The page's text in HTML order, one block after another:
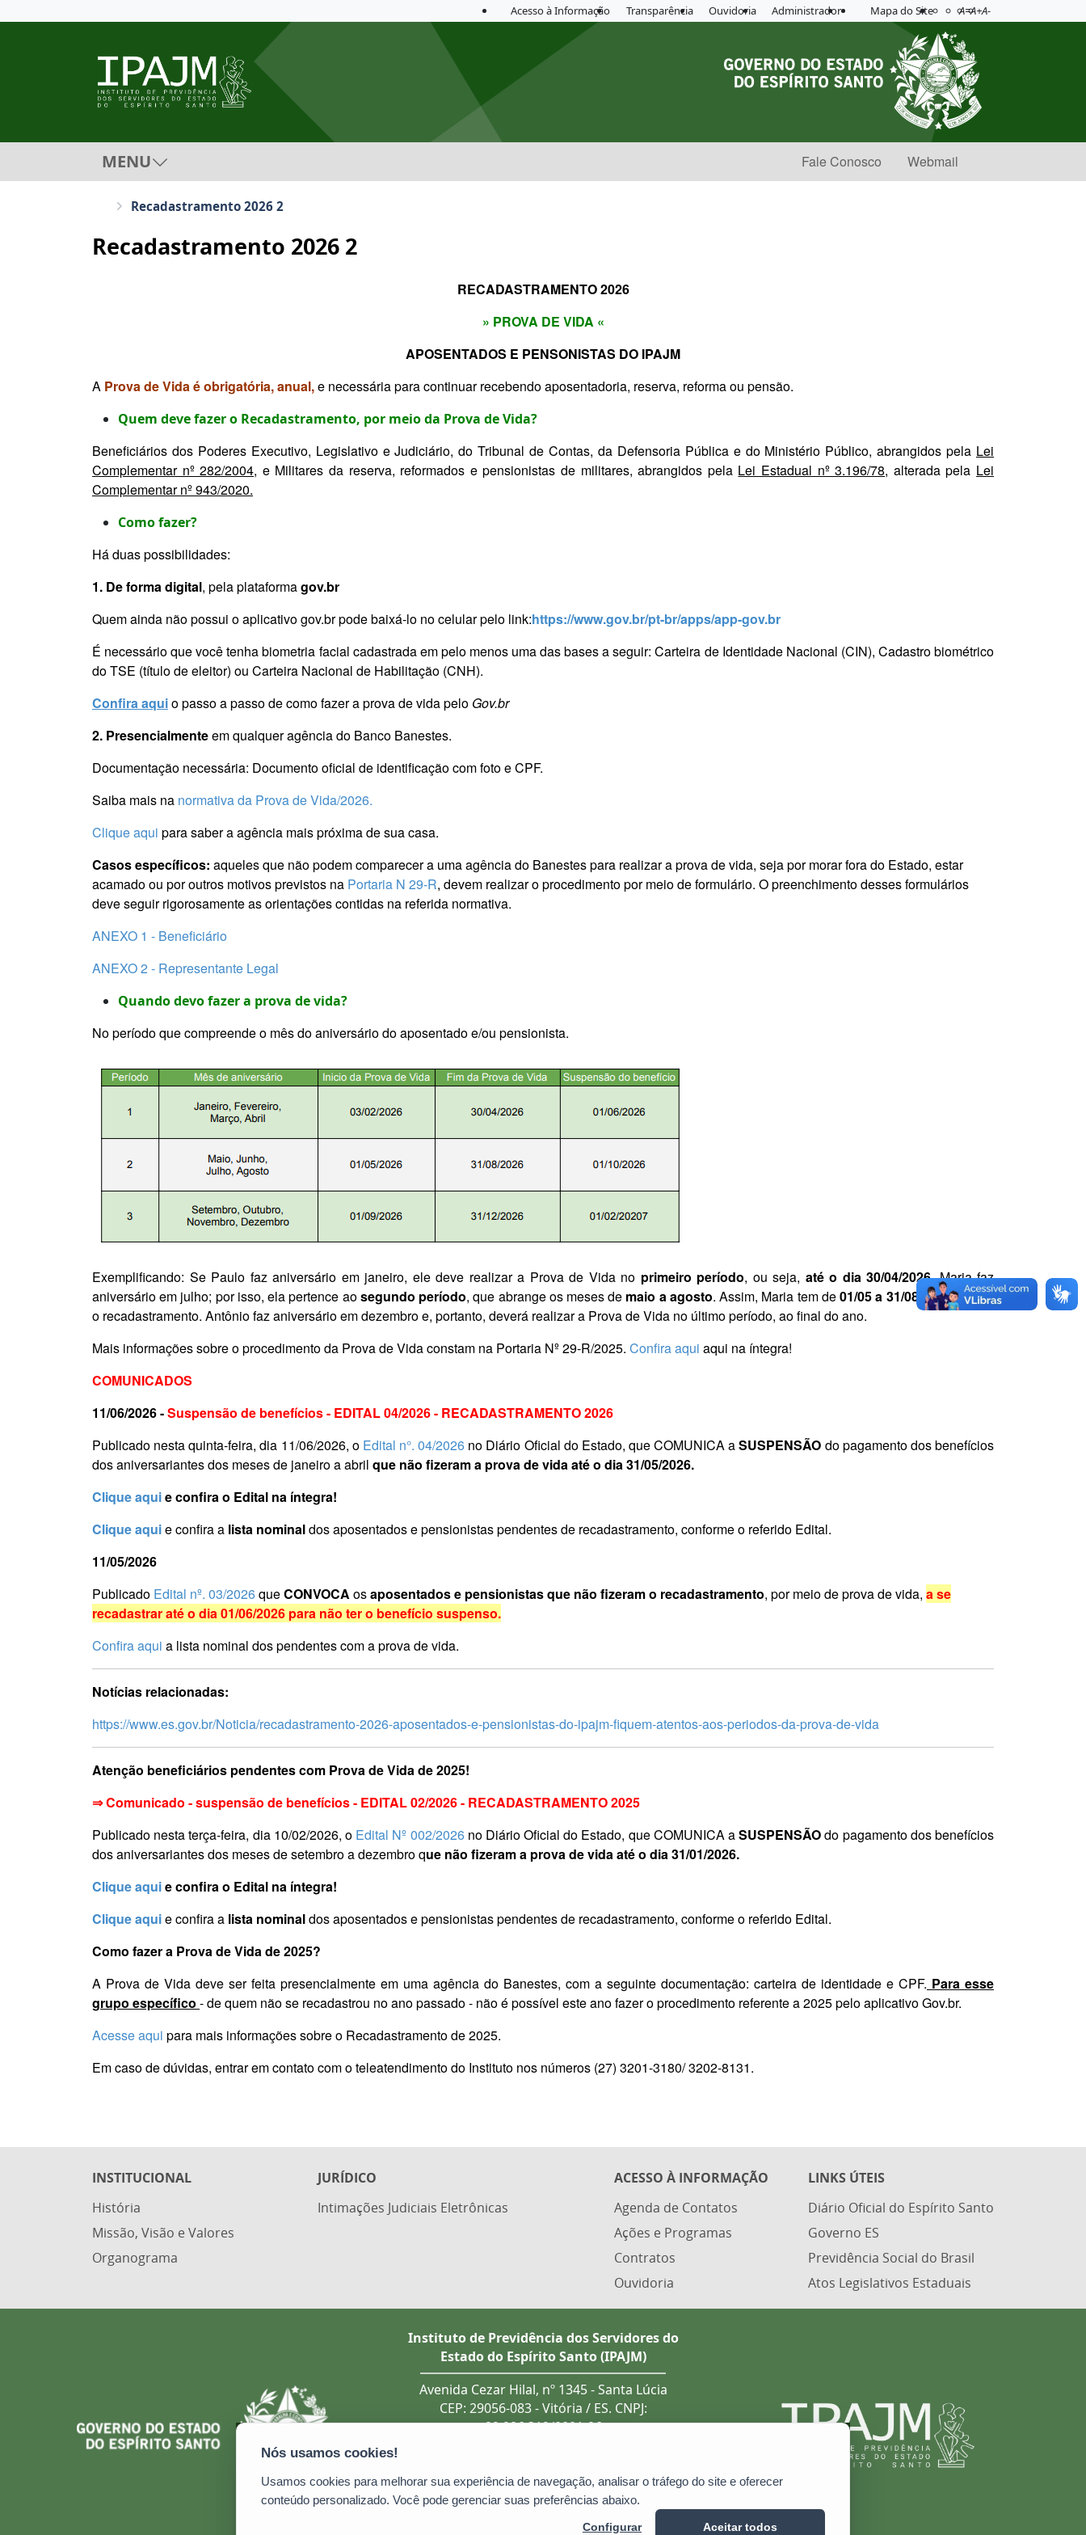
Acesso à Informação Transparência Ouvidoria Administrador Mapa do Site Acessibilidade
Aplicar contraste
A=A+A-
MENU Fale Conosco Webmail
Recadastramento 2026 2
Recadastramento 2026 2
RECADASTRAMENTO 2026
» PROVA DE VIDA «
APOSENTADOS E PENSONISTAS DO IPAJM
A Prova de Vida é obrigatória, anual,e necessária para continuar recebendo aposentadoria, reserva, reforma ou pensão.
Quem deve fazer o Recadastramento, por meio da Prova de Vida?
Beneficiários dos Poderes Executivo, Legislativo e Judiciário, do Tribunal de Contas, da Defensoria Pública e do Ministério Público, abrangidos pela Lei
Complementar nº 282/2004, e Militares da reserva, reformados e pensionistas de militares, abrangidos pela Lei Estadual nº 3.196/78, alterada pela Lei
Complementar nº 943/2020.
Como fazer?
Há duas possibilidades:
1. De forma digital, pela plataformagov.br
Quem ainda não possui o aplicativo gov.br pode baixá-lo nocelular pelo link:https://www.gov.br/pt-br/apps/app-gov.br
É necessário que você tenha biometria facial cadastrada em pelo menos uma das bases a seguir: Carteira de Identidade Nacional (CIN), Cadastro biométrico
do TSE (título de eleitor) ou Carteira Nacional de Habilitação (CNH).
Confira aquio passo a passo de como fazer a prova de vida pelo Gov.br
2. Presencialmenteem qualquer agência do Banco Banestes.
Documentação necessária: Documento oficial de identificação com foto eCPF.
Saiba mais na normativa da Prova de Vida/2026.
Clique aqui para saber a agência mais próxima de sua casa.
Casos específicos: aqueles que não podem comparecer a uma agência do Banestes para realizar a prova de vida, seja por morar fora do Estado, estar
acamado ou por outros motivos previstos na Portaria N 29-R, devem realizar o procedimento por meio de formulário. O preenchimento desses formulários
deve seguir rigorosamente as orientações contidas na referida normativa.
ANEXO 1 - Beneficiário
ANEXO 2 - Representante Legal
Quando devo fazer a prova de vida?
No período que compreende o mês do aniversário do aposentado e/ou pensionista.
Exemplificando: Se Paulo faz aniversário em janeiro, ele deve realizar a Prova de Vida no primeiro período, ou seja, até o dia 30/04/2026. Maria faz
aniversário em julho; por isso, ela pertence aosegundo período, que abrange os meses de maio a agosto. Assim, Maria tem de01/05 a 31/08 para realizar
o recadastramento. Antônio faz aniversário em dezembro e, portanto, deverá realizar a Prova de Vida no último período, ao final do ano.
Mais informações sobre o procedimento da Prova de Vida constam na Portaria Nº 29-R/2025. Confira aqui aqui na íntegra!
COMUNICADOS
11/06/2026 -Suspensão de benefícios - EDITAL 04/2026 - RECADASTRAMENTO 2026
Publicado nesta quinta-feira, dia 11/06/2026, o Edital n°. 04/2026 no Diário Oficial do Estado, que COMUNICA aSUSPENSÃO do pagamento dos benefícios
dos aniversariantes dos meses de janeiro a abril que não fizeram a prova de vida até o dia 31/05/2026.
Clique aquie confira o Edital na íntegra!
Clique aquieconfira a lista nominaldos aposentados e pensionistas pendentes de recadastramento, conforme o referido Edital.
11/05/2026
Publicado Edital nº. 03/2026queCONVOCA osaposentados e pensionistas que não fizeram o recadastramento, por meio de prova de vida, a se
recadastrar até o dia 01/06/2026 para não ter o benefício suspenso.
Confira aqui a lista nominal dos pendentes com a prova de vida.
Notícias relacionadas:
https://www.es.gov.br/Noticia/recadastramento-2026-aposentados-e-pensionistas-do-ipajm-fiquem-atentos-aos-periodos-da-prova-de-vida
Atenção beneficiários pendentes com Prova de Vida de 2025!
⇒ Comunicado - suspensão de benefícios - EDITAL 02/2026 - RECADASTRAMENTO 2025
Publicado nesta terça-feira, dia 10/02/2026, o Edital Nº 002/2026 no Diário Oficial do Estado, que COMUNICA aSUSPENSÃOdo pagamento dos benefícios
dos aniversariantes dos meses de setembro a dezembro que não fizeram a prova de vida até o dia 31/01/2026.
Clique aquie confira o Edital na íntegra!
Clique aquieconfira a lista nominaldos aposentados e pensionistas pendentes de recadastramento, conforme o referido Edital.
Como fazer a Prova de Vida de 2025?
A Prova de Vida deve ser feita presencialmente em uma agência do Banestes, com a seguinte documentação: carteira de identidade e CPF. Para esse
grupo específico - de quem não se recadastrou no ano passado - não é possível este ano fazer o procedimento referente a 2025 pelo aplicativo Gov.br.
Acesse aqui para mais informações sobre o Recadastramento de 2025.
Em caso de dúvidas, entrar em contato com o teleatendimento do Instituto nos números (27) 3201-3180/ 3202-8131.
INSTITUCIONAL
História
Missão, Visão e Valores
Organograma
JURÍDICO
Intimações Judiciais Eletrônicas
ACESSO À INFORMAÇÃO
Agenda de Contatos
Ações e Programas
Contratos
Ouvidoria
LINKS ÚTEIS
Diário Oficial do Espírito Santo
Governo ES
Previdência Social do Brasil
Atos Legislativos Estaduais
Instituto de Previdência dos Servidores do
Estado do Espírito Santo (IPAJM)
Avenida Cezar Hilal, nº 1345 - Santa Lúcia
CEP: 29056-083 - Vitória / ES. CNPJ:
29.986.312/0001-06
Atendimento presencial deve ser
previamente agendado.
ipajm@ipajm.es.gov.br
Usamos cookies para melhorar sua experiência de navegação, analisar o tráfego do site e oferecer
conteúdo personalizado. Você pode gerenciar suas preferências abaixo.
Configurar Aceitar todos